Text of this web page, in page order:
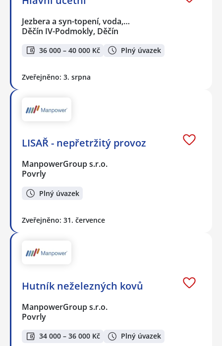
Jezbera a syn-topení, voda,…
Děčín IV-Podmokly, Děčín
36 000 – 40 000 Kč Plný úvazek
Zveřejněno: 3. srpna
LISAŘ - nepřetržitý provoz
ManpowerGroup s.r.o.
Povrly
Plný úvazek
Zveřejněno: 31. července
Hutník neželezných kovů
ManpowerGroup s.r.o.
Povrly
34 000 – 36 000 Kč Plný úvazek